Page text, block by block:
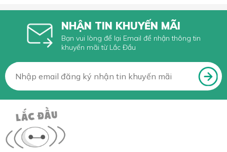
NHẬN TIN KHUYẾN MÃI
Bạn vui lòng để lại Email để nhận thông tin
khuyến mãi từ Lắc Đầu